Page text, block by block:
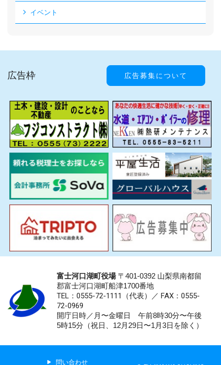
イベント
広告枠 広告募集について
富士河口湖町役場〒401-0392 山梨県南都留
郡富士河口湖町船津1700番地
TEL：0555-72-1111 （代表）／ FAX：0555-
72-0969
開庁日時／月〜金曜日 午前8時30分〜午後
5時15分（祝日、12月29日〜1月3日を除く）
問い合わせ